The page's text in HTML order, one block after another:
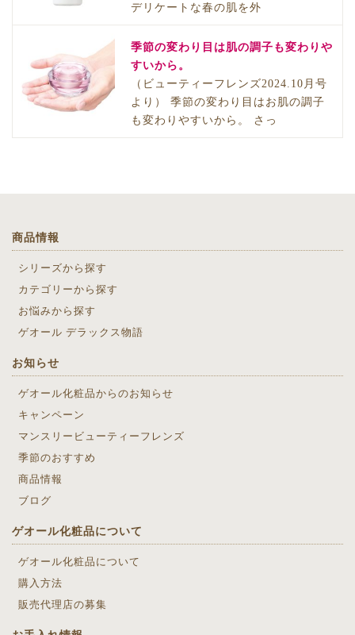
デリケートな春の肌を外
季節の変わり目は肌の調子も変わりや
すいから。
（ビューティーフレンズ2024.10月号
より） 季節の変わり目はお肌の調子
も変わりやすいから。 さっ
商品情報
シリーズから探す
カテゴリーから探す
お悩みから探す
ゲオール デラックス物語
お知らせ
ゲオール化粧品からのお知らせ
キャンペーン
マンスリービューティーフレンズ
季節のおすすめ
商品情報
ブログ
ゲオール化粧品について
ゲオール化粧品について
購入方法
販売代理店の募集